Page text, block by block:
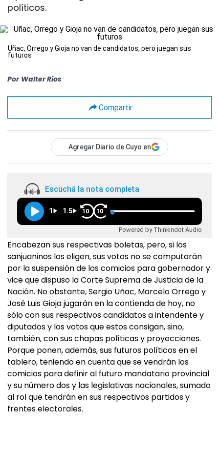
políticos.
Uñac, Orrego y Gioja no van de candidatos, pero juegan sus
futuros
Por Walter Rios
Compartir
Agregar Diario de Cuyo en
Escuchá la nota completa
1 1.5 10 10
Powered by Thinkindot Audio
Encabezan sus respectivas boletas, pero, si los
sanjuaninos los eligen, sus votos no se computarán
por la suspensión de los comicios para gobernador y
vice que dispuso la Corte Suprema de Justicia de la
Nación. No obstante, Sergio Uñac, Marcelo Orrego y
José Luis Gioja jugarán en la contienda de hoy, no
sólo con sus respectivos candidatos a intendente y
diputados y los votos que estos consigan, sino,
también, con sus chapas políticas y proyecciones.
Porque ponen, además, sus futuros políticos en el
tablero, teniendo en cuenta que se vendrán los
comicios para definir al futuro mandatario provincial
y su número dos y las legislativas nacionales, sumado
al rol que tendrán en sus respectivos partidos y
frentes electorales.